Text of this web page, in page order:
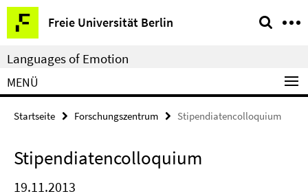
Springe
direkt
zu
Inhalt
Freie Universität Berlin
Service-
Navigation
Languages of Emotion
MENÜ
Startseite Forschungszentrum Stipendiatencolloquium
Stipendiatencolloquium
19.11.2013